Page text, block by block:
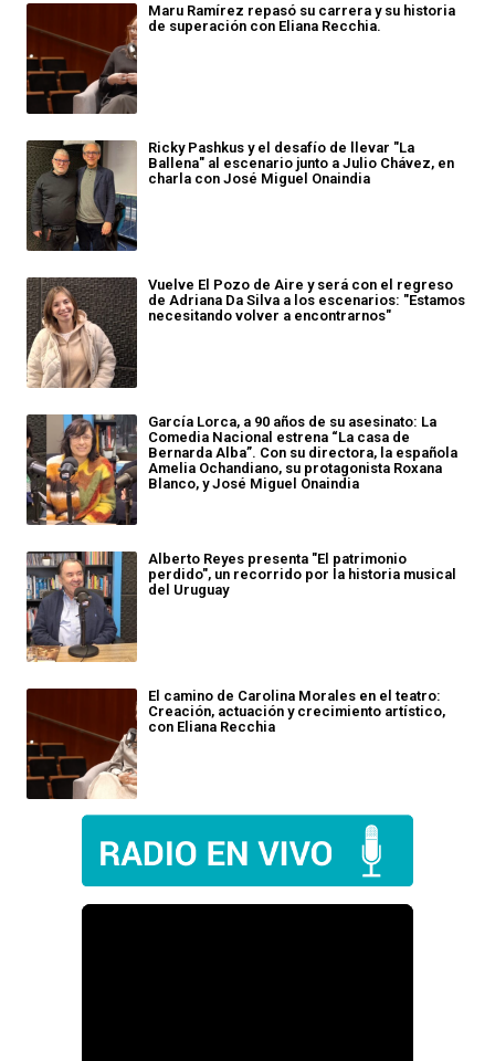
Maru Ramírez repasó su carrera y su historia
de superación con Eliana Recchia.
Ricky Pashkus y el desafío de llevar "La
Ballena" al escenario junto a Julio Chávez, en
charla con José Miguel Onaindia
Vuelve El Pozo de Aire y será con el regreso
de Adriana Da Silva a los escenarios: "Estamos
necesitando volver a encontrarnos"
García Lorca, a 90 años de su asesinato: La
Comedia Nacional estrena “La casa de
Bernarda Alba”. Con su directora, la española
Amelia Ochandiano, su protagonista Roxana
Blanco, y José Miguel Onaindia
Alberto Reyes presenta "El patrimonio
perdido", un recorrido por la historia musical
del Uruguay
El camino de Carolina Morales en el teatro:
Creación, actuación y crecimiento artístico,
con Eliana Recchia